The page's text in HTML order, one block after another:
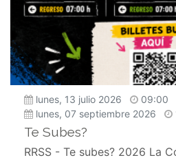
lunes, 13 julio 2026
09:00
lunes, 07 septiembre 2026
Te Subes?
RRSS - Te subes? 2026 La